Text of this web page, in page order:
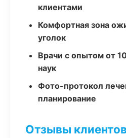
клиентами
Комфортная зона
уголок
Врачи с опытом от
наук
Фото-протокол
планирование
Отзывы клиентов